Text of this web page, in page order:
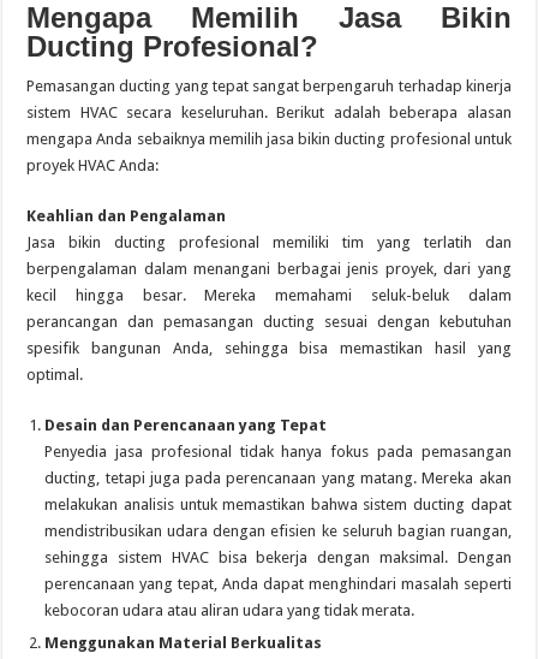
Mengapa Memilih Jasa Bikin
Ducting Profesional?
Pemasangan ducting yang tepat sangat berpengaruh terhadap kinerja
sistem HVAC secara keseluruhan. Berikut adalah beberapa alasan
mengapa Anda sebaiknya memilih jasa bikin ducting profesional untuk
proyek HVAC Anda:
Keahlian dan Pengalaman
Jasa bikin ducting profesional memiliki tim yang terlatih dan
berpengalaman dalam menangani berbagai jenis proyek, dari yang
kecil hingga besar. Mereka memahami seluk-beluk dalam
perancangan dan pemasangan ducting sesuai dengan kebutuhan
spesifik bangunan Anda, sehingga bisa memastikan hasil yang
optimal.
Desain dan Perencanaan yang Tepat
Penyedia jasa profesional tidak hanya fokus pada pemasangan
ducting, tetapi juga pada perencanaan yang matang. Mereka akan
melakukan analisis untuk memastikan bahwa sistem ducting dapat
mendistribusikan udara dengan efisien ke seluruh bagian ruangan,
sehingga sistem HVAC bisa bekerja dengan maksimal. Dengan
perencanaan yang tepat, Anda dapat menghindari masalah seperti
kebocoran udara atau aliran udara yang tidak merata.
Menggunakan Material Berkualitas